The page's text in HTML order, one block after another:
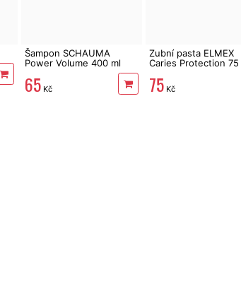
Šampon SCHAUMA
Power Volume 400 ml
65 Kč
Zubní pasta ELMEX
Caries Protection 75
75 Kč